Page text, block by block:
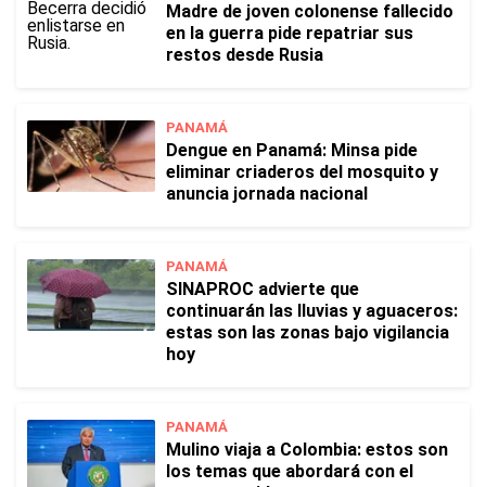
Madre de joven colonense fallecido
en la guerra pide repatriar sus
restos desde Rusia
PANAMÁ
Dengue en Panamá: Minsa pide
eliminar criaderos del mosquito y
anuncia jornada nacional
PANAMÁ
SINAPROC advierte que
continuarán las lluvias y aguaceros:
estas son las zonas bajo vigilancia
hoy
PANAMÁ
Mulino viaja a Colombia: estos son
los temas que abordará con el